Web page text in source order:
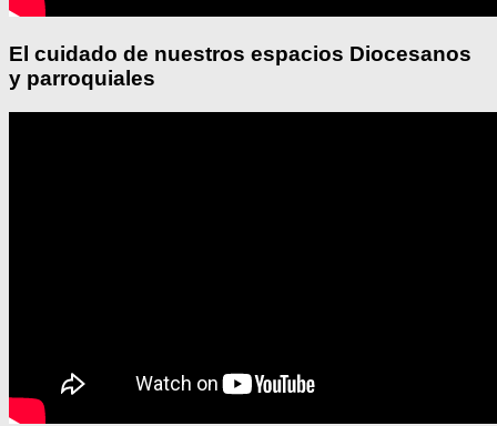
El cuidado de nuestros espacios Diocesanos
y parroquiales